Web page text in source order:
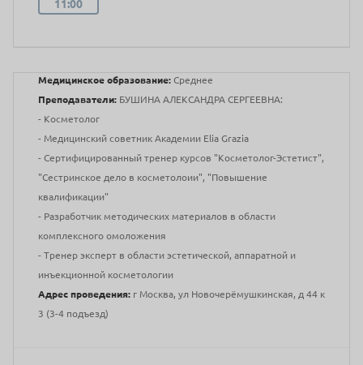
11:00
Медицинское образование: Среднее
Преподаватели: БУШИНА АЛЕКСАНДРА СЕРГЕЕВНА:
- Косметолог
- Медицинский советник Академии Elia Grazia
- Сертифицированный тренер курсов "Косметолог-Эстетист",
"Сестринское дело в косметолоии", "Повышение
квалификации"
- Разработчик методических материалов в области
комплексного омоложения
- Тренер эксперт в области эстетической, аппаратной и
инъекционной косметологии
Адрес проведения: г Москва, ул Новочерёмушкинская, д 44 к
3 (3-4 подъезд)